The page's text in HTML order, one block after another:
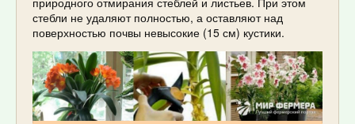
стебли не удаляют полностью, а оставляют над
поверхностью почвы невысокие (15 см) кустики.